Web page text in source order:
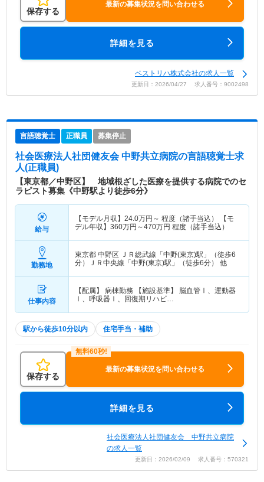
保存する
最新の募集状況を問い合わせる
詳細を見る
ベストリハ株式会社の求人一覧
更新日：2026/04/27 求人番号：9002498
言語聴覚士 正職員 募集停止
社会医療法人社団健友会 中野共立病院の言語聴覚士求
人(正職員)
【東京都／中野区】 地域根ざした医療を提供する病院でのセ
ラピスト募集《中野駅より徒歩6分》
給与
【モデル月収】 24.0万円～
デル年収】 360万円～470万円 程度（諸手当込）
勤務地
東京都 中野区 ＪＲ総武線「中野(東京)駅」（徒歩6
分）ＪＲ中央線「中野(東京)駅」（徒歩6分） 他
仕事内容
【配属】 病棟勤務 【施設基準】 脳血管Ⅰ、運動器
Ⅰ、呼吸器Ⅰ、回復期リハビ…
駅から徒歩10分以内 住宅手当・補助
保存する
最新の募集状況を問い合わせる
詳細を見る
社会医療法人社団健友会 中野共立病院
の求人一覧
更新日：2026/02/09 求人番号：570321